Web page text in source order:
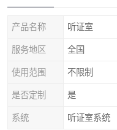
产品名称 听证室
服务地区 全国
使用范围 不限制
是否定制 是
系统 听证室系统